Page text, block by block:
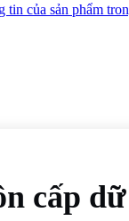
tin của sản phẩm
cấp